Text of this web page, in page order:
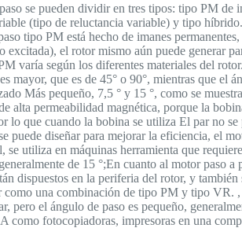
se pueden dividir en tres tipos: tipo PM de
(tipo de reluctancia variable) y tipo
tipo PM está hecho de imanes
excitada), el rotor mismo aún puede generar
varía según los diferentes materiales del
mayor, que es de 45° o 90°, mientras que el
Más pequeño, 7,5 ° y 15 °, como se
alta permeabilidad magnética, porque la
lo que cuando la bobina se utiliza El par no se
puede diseñar para mejorar la eficiencia, el
se utiliza en máquinas herramienta que
de 15 °;En cuanto al motor paso a
dispuestos en la periferia del rotor, y también
como una combinación de tipo PM y tipo VR.
pero el ángulo de paso es pequeño,
como fotocopiadoras, impresoras en una